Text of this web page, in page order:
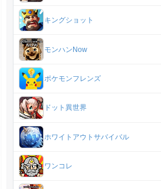
キングショット
モンハンNow
ポケモンフレンズ
ドット異世界
ホワイトアウトサバイバル
ワンコレ